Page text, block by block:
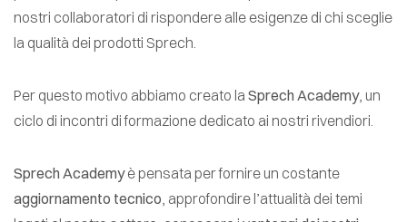
nostri collaboratori di rispondere alle esigenze di chi sceglie
la qualità dei prodotti Sprech.
Per questo motivo abbiamo creato la Sprech Academy, un
ciclo di incontri di formazione dedicato ai nostri rivendiori.
Sprech Academyè pensata per fornire un costante
aggiornamento tecnico , approfondire l’attualità dei temi